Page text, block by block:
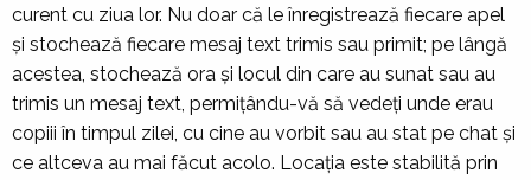
curent cu ziua lor. Nu doar că le înregistrează fiecare apel
și stochează fiecare mesaj text trimis sau primit; pe lângă
acestea, stochează ora și locul din care au sunat sau au
trimis un mesaj text, permițându-vă să vedeți unde erau
copiii în timpul zilei, cu cine au vorbit sau au stat pe chat și
ce altceva au mai făcut acolo. Locația este stabilită prin